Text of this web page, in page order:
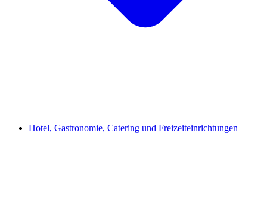
Hotel, Gastronomie, Catering und Freizeiteinrichtungen